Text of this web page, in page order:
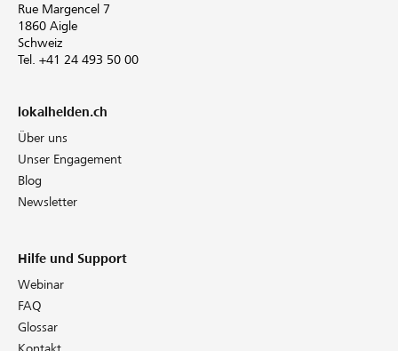
Rue Margencel 7
1860 Aigle
Schweiz
Tel. +41 24 493 50 00
lokalhelden.ch
Über uns
Unser Engagement
Blog
Newsletter
Hilfe und Support
Webinar
FAQ
Glossar
Kontakt